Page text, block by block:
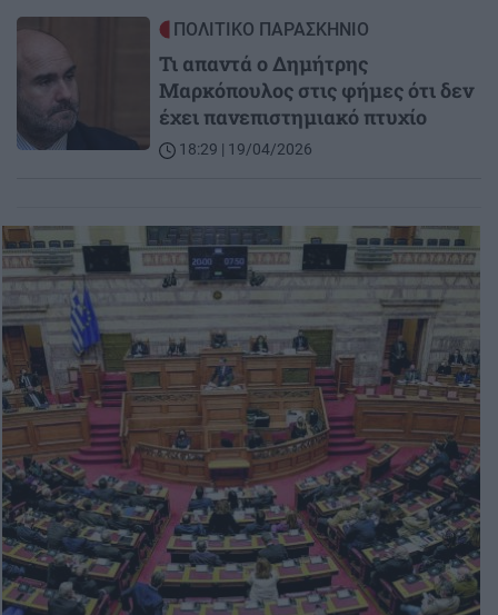
Image ΠΟΛΙΤΙΚΟ ΠΑΡΑΣΚΗΝΙΟ
Τι απαντά ο Δημήτρης
Μαρκόπουλος στις φήμες ότι δεν
έχει πανεπιστημιακό πτυχίο
18:29 | 19/04/2026